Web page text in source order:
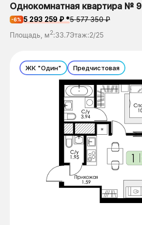
Однокомнатная квартира № 9
-6% 5 293 259 ₽ *5 577 350 ₽
Площадь, м2:33.7Этаж:2/25
ЖК "Один" Предчистовая